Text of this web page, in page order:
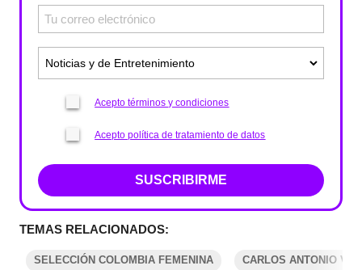
Acepto términos y condiciones
Acepto política de tratamiento de datos
SUSCRIBIRME
TEMAS RELACIONADOS:
SELECCIÓN COLOMBIA FEMENINA CARLOS ANTONIO